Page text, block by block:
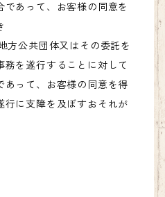
あって、お客様の同意を
方公共団体又はその委託を
を遂行することに対して
って、お客様の同意を得
行に支障を及ぼすおそれが